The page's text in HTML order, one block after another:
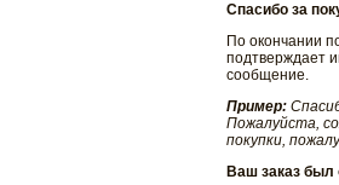
Спасибо за
По окончании
подтверждает
сообщение.
Пример:
Пожалуйста,
покупки,
Ваш заказ был